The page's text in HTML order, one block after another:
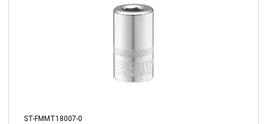
ST-FMMT18007-0